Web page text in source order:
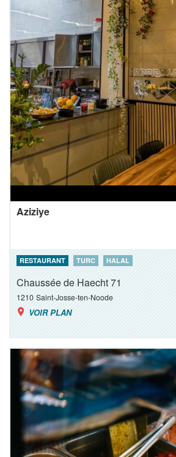
Aziziye
RESTAURANT TURC HALAL
Chaussée de Haecht 71
1210 Saint-Josse-ten-Noode
VOIR PLAN